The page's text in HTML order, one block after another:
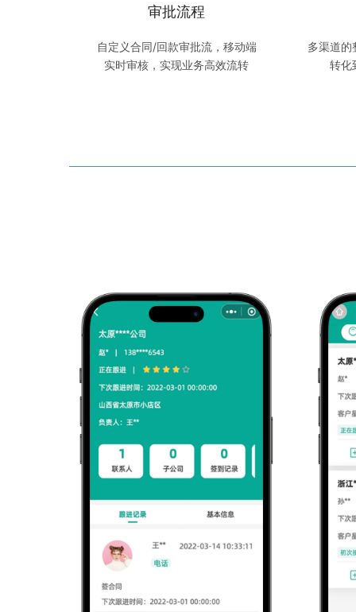
审批流程
自定义合同/回款审批流，移动端
实时审核，实现业务高效流转
多渠道的
转化